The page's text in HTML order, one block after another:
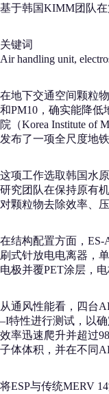
基于韩国KIMM团队
关键词
Air handling unit,
在地下交通空间颗粒
和PM10，确实能降低
院（Korea Institute of
发布了一项全尺度地
这项工作选取韩国水
研究团队在保持原有
对颗粒物去除效率、
在结构配置方面，
刷式针放电电离器，
电极并覆PET涂层，
从通风性能看，四台
–I特性进行测试，以
效率迅速爬升并超过
子体体积，并在不同
将ESP与传统MERV